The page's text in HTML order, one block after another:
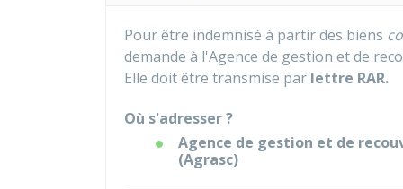
Pour être indemnisé à partir des biens
demande à l'Agence de gestion et de
Elle doit être transmise par lettre RAR.
Où s'adresser ?
Agence de gestion et de
(Agrasc)